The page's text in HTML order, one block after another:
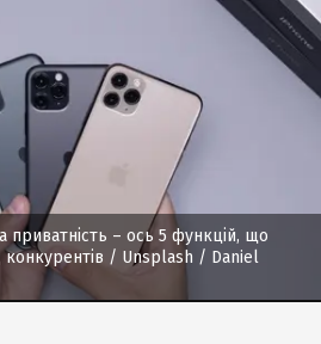
приватність – ось 5 функцій, що
/ Unsplash / Daniel